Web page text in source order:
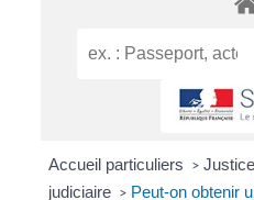
Accueil particuliers > Justice
judiciaire > Peut-on obtenir